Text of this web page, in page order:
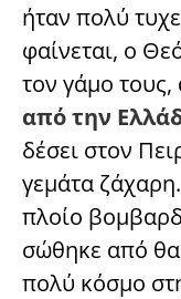
ήταν πολύ
φαίνεται, ο
τον γάμο
από την
δέσει στον
γεμάτα
πλοίο
σώθηκε από
πολύ κόσμο